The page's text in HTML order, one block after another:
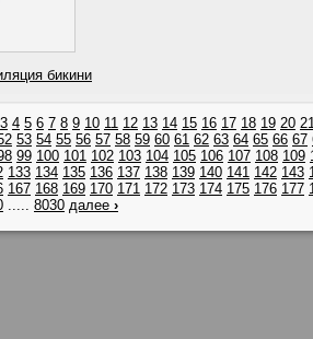
бикини
3 4 5 6 7 8 9 10 11 12 13 14 15 16 17 18 19 20
53 54 55 56 57 58 59 60 61 62 63 64 65 66 67
99 100 101 102 103 104 105 106 107 108 109
133 134 135 136 137 138 139 140 141 142 143
167 168 169 170 171 172 173 174 175 176 177
..... 8030 далее ›